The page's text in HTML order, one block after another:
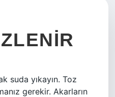
suda yıkayın. Toz
gerekir. Akarların